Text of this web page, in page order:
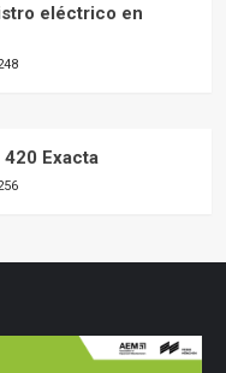
eléctrico en
420 Exacta